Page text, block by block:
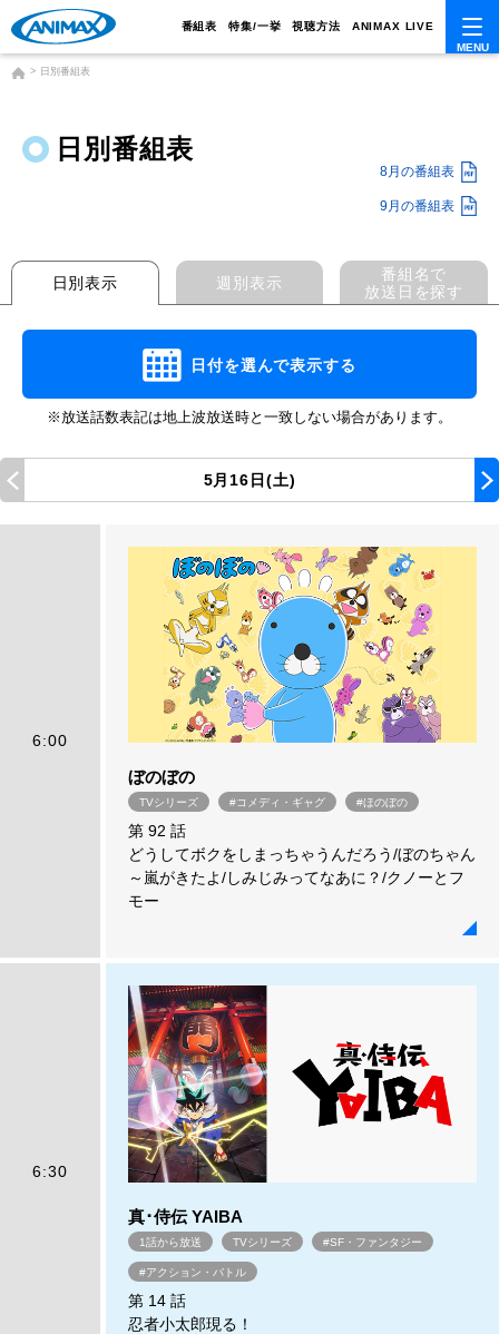
番組表 特集/一挙 視聴方法 ANIMAX LIVE
日別番組表
日別番組表
8月の番組表
9月の番組表
日別表示 週別表示
番組名で
放送日を探す
日付を選んで表示する
※放送話数表記は地上波放送時と一致しない場合があります。
5月16日(土)
6:00
ぼのぼの
TVシリーズ #コメディ・ギャグ #ほのぼの
第 92 話
どうしてボクをしまっちゃうんだろう/ぼのちゃん
～嵐がきたよ/しみじみってなあに？/クノーとフ
モー
6:30
真･侍伝 YAIBA
1話から放送 TVシリーズ #SF・ファンタジー
#アクション・バトル
第 14 話
忍者小太郎現る！